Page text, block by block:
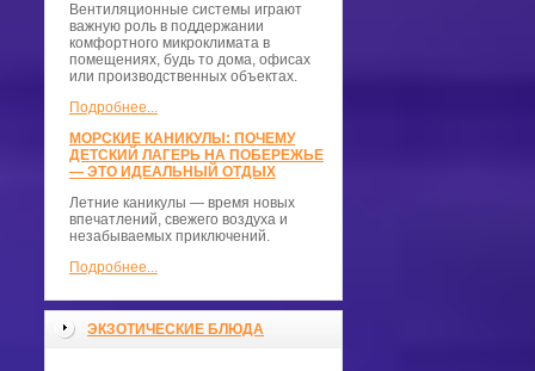
Вентиляционные системы играют
важную роль в поддержании
комфортного микроклимата в
помещениях, будь то дома, офисах
или производственных объектах.
Подробнее...
МОРСКИЕ КАНИКУЛЫ: ПОЧЕМУ
ДЕТСКИЙ ЛАГЕРЬ НА ПОБЕРЕЖЬЕ
— ЭТО ИДЕАЛЬНЫЙ ОТДЫХ
Летние каникулы — время новых
впечатлений, свежего воздуха и
незабываемых приключений.
Подробнее...
ЭКЗОТИЧЕСКИЕ БЛЮДА